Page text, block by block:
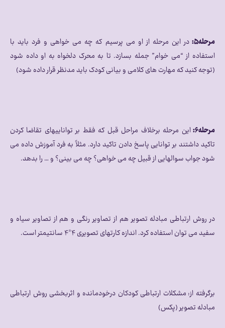
مرحله۵:
در این مرحله از او می پرسیم که چه می خواهی و فرد باید با
استفاده از “می خوام” جمله بسازد. تا به محرک دلخواه به او داده شود
(توجه کنید که مهارت های کلامی و بیانی کودک باید مدنظر قرار داده شود)
مرحله۶: این مرحله برخلاف مراحل قبل که فقط بر تواناییهای تقاضا کردن
تاکید داشتند بر توانایی پاسخ دادن تاکید دارد. مثلاً به فرد آموزش داده می
شود جواب سوالهایی از قبیل چه می خواهی؟ چه می بینی؟ و … را بدهد.
در روش ارتباطی مبادله تصویر هم از تصاویر رنگی و هم از تصاویر سیاه و
سفید می توان استفاده کرد. اندازه کارتهای تصویری ۴*۴ سانتیمتر است.
برگرفته از: مشکلات ارتباطی کودکان درخودمانده و اثربخشی روش ارتباطی
مبادله تصویر (پکس)